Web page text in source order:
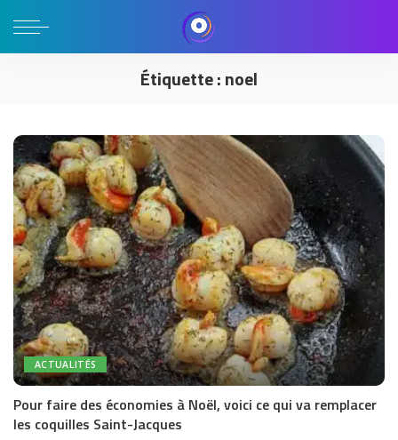
Étiquette :noel
ACTUALITÉS
Pour faire des économies à Noël, voici ce qui va remplacer
les coquilles Saint-Jacques